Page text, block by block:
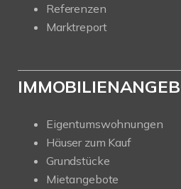
Referenzen
Marktreport
Eigentumswohnungen
Häuser zum Kauf
Grundstücke
Mietangebote